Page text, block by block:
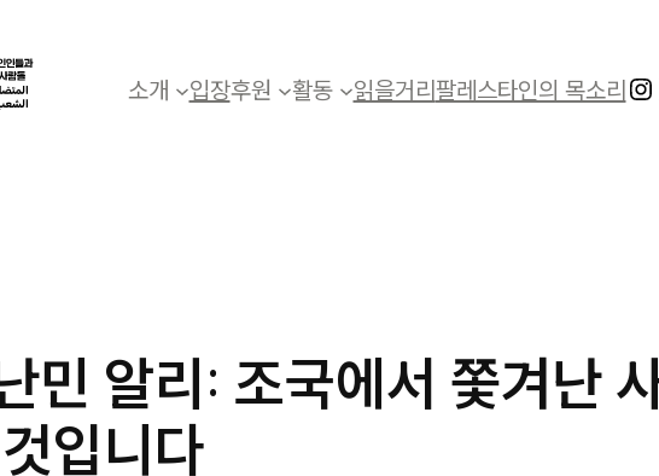
소개 입장후원 활동 읽을거리팔레스타인의 목소리
민 알리: 조국에서 쫓겨난
입니다